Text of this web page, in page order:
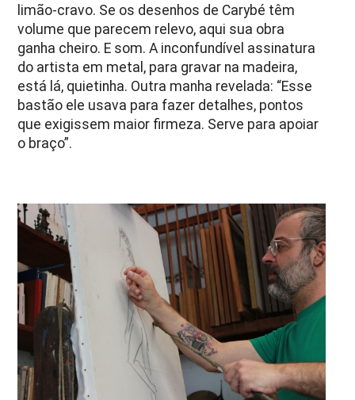
limão-cravo. Se os desenhos de Carybé têm
volume que parecem relevo, aqui sua obra
ganha cheiro. E som. A inconfundível assinatura
do artista em metal, para gravar na madeira,
está lá, quietinha. Outra manha revelada: “Esse
bastão ele usava para fazer detalhes, pontos
que exigissem maior firmeza. Serve para apoiar
o braço”.